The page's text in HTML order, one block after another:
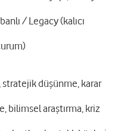
/ Legacy (kalıcı
stratejik düşünme, karar
bilimsel araştırma, kriz